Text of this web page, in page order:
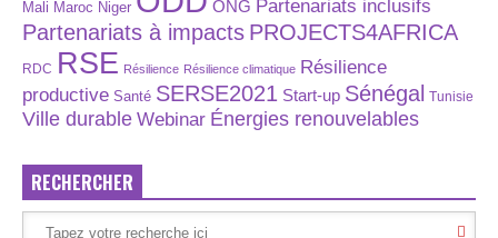
Mali Maroc Niger ONG Partenariats inclusifs
Partenariats à impacts PROJECTS4AFRICA
RDC RSE Résilience Résilience climatique Résilience
productive Santé SERSE2021 Start-up Sénégal Tunisie
Ville durable Webinar Énergies renouvelables
RECHERCHER